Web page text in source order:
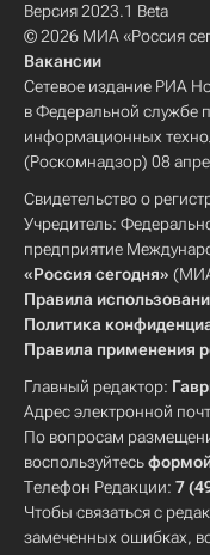
Версия 2023.1 Beta
© 2026 МИА «Россия
Вакансии
Сетевое издание РИА
в Федеральной службе
информационных
(Роскомнадзор) 08
Свидетельство о
Учредитель:
предприятие
«Россия сегодня» (МИА
Правила
Политика
Правила применения
Главный редактор:
Адрес электронной
По вопросам
воспользуйтесь
Телефон Редакции: 7
Чтобы связаться с
замеченных ошибках,